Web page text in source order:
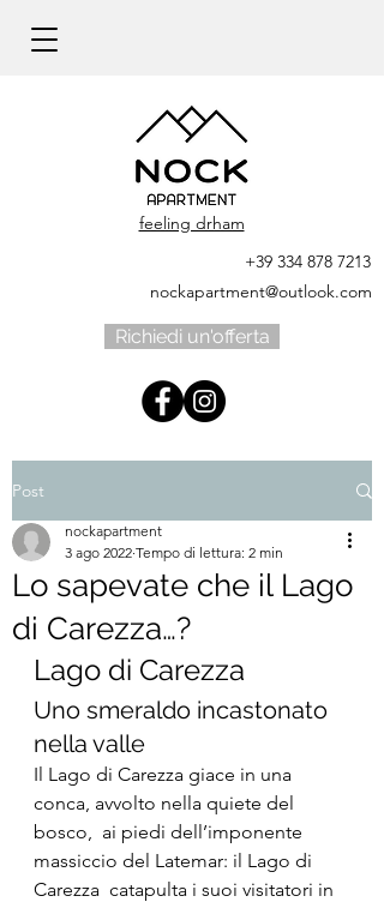
feeling drham
+39 334 878 7213
nockapartment@outlook.com
Richiedi un'offerta
Post
Lo sapevate che il Lago
di Carezza…?
nockapartment
3 ago 2022 Tempo di lettura: 2 min
Lago di Carezza
Uno smeraldo incastonato
nella valle
Il Lago di Carezza giace in una
conca, avvolto nella quiete del
bosco,  ai piedi dell’imponente
massiccio del Latemar: il Lago di
Carezza  catapulta i suoi visitatori in